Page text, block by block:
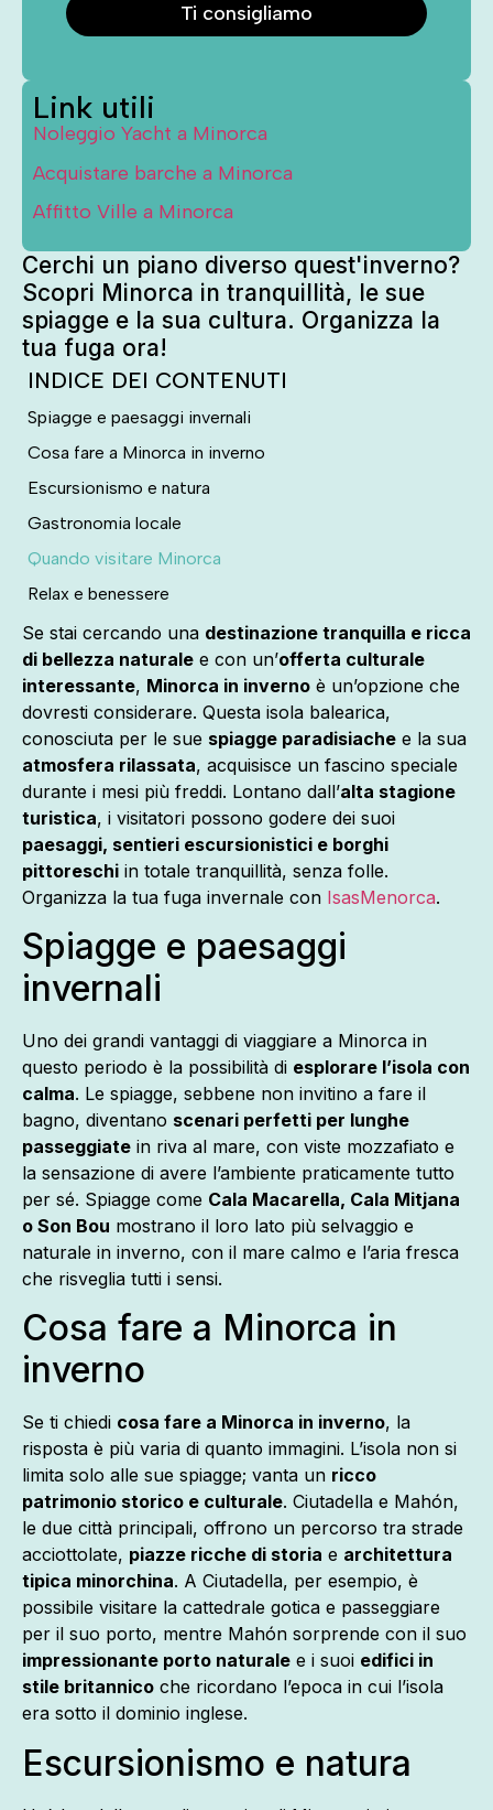
Cerchi un piano diverso quest'inverno?
Scopri Minorca in tranquillità, le sue
spiagge e la sua cultura. Organizza la
tua fuga ora!
INDICE DEI CONTENUTI
Spiagge e paesaggi invernali
Cosa fare a Minorca in inverno
Escursionismo e natura
Gastronomia locale
Quando visitare Minorca
Relax e benessere
Come muoversi sull’isola
Un’esperienza autentica
Se stai cercando una destinazione tranquilla e ricca
di bellezza naturale e con un’offerta culturale
interessante, Minorca in inverno è un’opzione che
dovresti considerare. Questa isola balearica,
conosciuta per le sue spiagge paradisiache e la sua
atmosfera rilassata, acquisisce un fascino speciale
durante i mesi più freddi. Lontano dall’alta stagione
turistica, i visitatori possono godere dei suoi
paesaggi, sentieri escursionistici e borghi
pittoreschi in totale tranquillità, senza folle.
Organizza la tua fuga invernale con IsasMenorca.
Spiagge e paesaggi
invernali
Uno dei grandi vantaggi di viaggiare a Minorca in
questo periodo è la possibilità di esplorare l’isola con
calma. Le spiagge, sebbene non invitino a fare il
bagno, diventano scenari perfetti per lunghe
passeggiate in riva al mare, con viste mozzafiato e
la sensazione di avere l’ambiente praticamente tutto
per sé. Spiagge come Cala Macarella, Cala Mitjana
o Son Bou mostrano il loro lato più selvaggio e
naturale in inverno, con il mare calmo e l’aria fresca
che risveglia tutti i sensi.
Cosa fare a Minorca in
inverno
Se ti chiedi cosa fare a Minorca in inverno, la
risposta è più varia di quanto immagini. L’isola non si
limita solo alle sue spiagge; vanta un ricco
patrimonio storico e culturale. Ciutadella e Mahón,
le due città principali, offrono un percorso tra strade
acciottolate, piazze ricche di storia e architettura
tipica minorchina. A Ciutadella, per esempio, è
possibile visitare la cattedrale gotica e passeggiare
per il suo porto, mentre Mahón sorprende con il suo
impressionante porto naturale e i suoi edifici in
stile britannico che ricordano l’epoca in cui l’isola
era sotto il dominio inglese.
Escursionismo e natura
Ti consigliamo
Link utili
Noleggio Yacht a Minorca
Acquistare barche a Minorca
Affitto Ville a Minorca